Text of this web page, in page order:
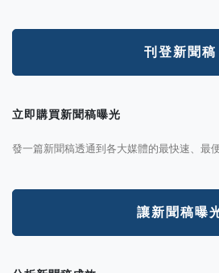
刊登新聞稿
立即購買新聞稿曝光
發一篇新聞稿透通到各大媒體的最快速、最
讓新聞稿曝